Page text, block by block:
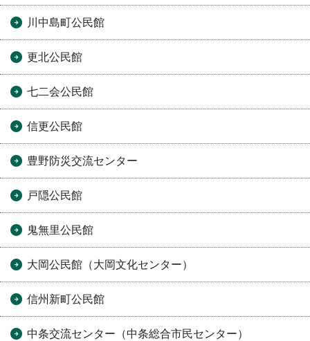
川中島町公民館
更北公民館
七二会公民館
信更公民館
豊野防災交流センター
戸隠公民館
鬼無里公民館
大岡公民館（大岡文化センター）
信州新町公民館
中条交流センター（中条総合市民センター）